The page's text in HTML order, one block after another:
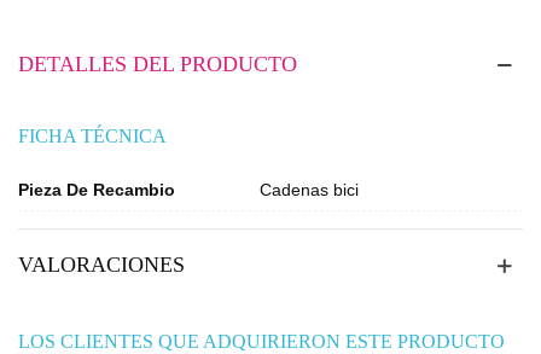
DETALLES DEL PRODUCTO
FICHA TÉCNICA
Pieza De Recambio Cadenas bici
VALORACIONES
LOS CLIENTES QUE ADQUIRIERON ESTE PRODUCTO